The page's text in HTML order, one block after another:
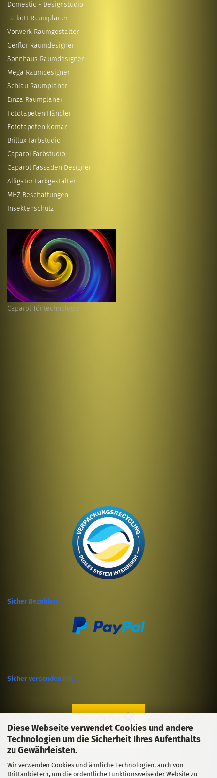
Diese Webseite verwendet Cookies und andere
Technologien um die Sicherheit Ihres Aufenthalts
zu Gewährleisten.
Wir verwenden Cookies und ähnliche Technologien, auch von
Drittanbietern, um die ordentliche Funktionsweise der Website zu
Domestic - Designstudio
Tarkett Raumplaner
Vorwerk Raumgestalter
Gerflor Raumdesigner
Sonnhaus Raumdesigner
Mega Raumdesigner
Schlau Raumplaner
Einza Raumplaner
Fototapeten Händler
Fototapeten Komar
Brillux Farbstudio
Caparol Farbstudio
Caparol Fassaden Designer
Alligator Farbgestalter
MHZ Beschattungen
Insektenschutz
Caparol Töntechnologie
Sicher Bezahlen....
Sicher versenden mit....